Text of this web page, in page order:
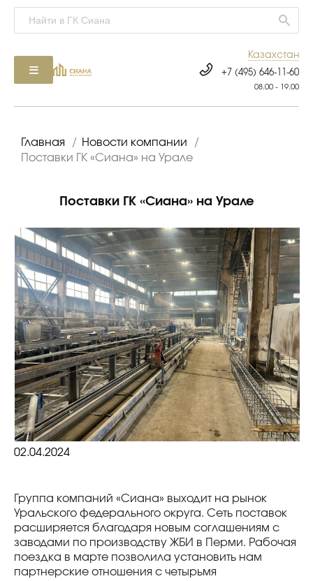
Казахстан
+7 (495) 646-11-60
08.00 - 19.00
Главная / Новости компании
/
Поставки ГК «Сиана» на Урале
Поставки ГК «Сиана» на Урале
02.04.2024
Группа компаний «Сиана» выходит на рынок
Уральского федерального округа. Сеть поставок
расширяется благодаря новым соглашениям с
заводами по производству ЖБИ в Перми. Рабочая
поездка в марте позволила установить нам
партнерские отношения с четырьмя